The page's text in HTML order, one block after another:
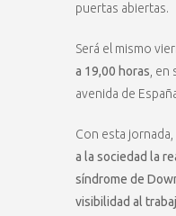
puertas abiertas.
Será el mismo
a 19,00 horas ,
avenida de
Con esta
a la sociedad la
síndrome de
visibilidad al